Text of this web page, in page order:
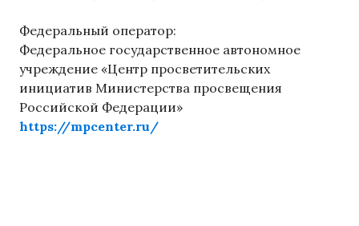
Федеральный оператор:
Федеральное государственное автономное
учреждение «Центр просветительских
инициатив Министерства просвещения
Российской Федерации»
https://mpcenter.ru/